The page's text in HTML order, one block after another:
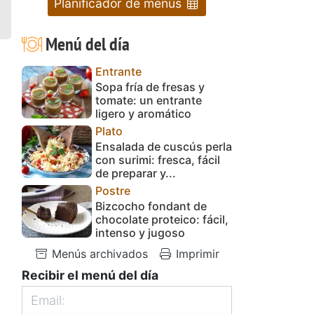
Menú del día
Entrante
Sopa fría de fresas y
tomate: un entrante
ligero y aromático
Plato
Ensalada de cuscús perla
con surimi: fresca, fácil
de preparar y...
Postre
Bizcocho fondant de
chocolate proteico: fácil,
intenso y jugoso
Menús archivados
Imprimir
Recibir el menú del día